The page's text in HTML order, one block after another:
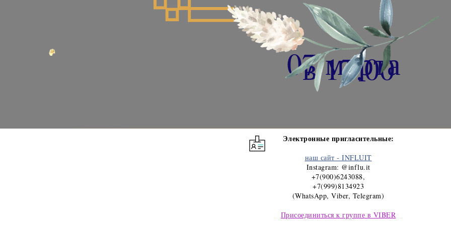
07 марта
в 17:00
Электронные пригласительные:
наш сайт - INFLUIT
Instagram: @influ.it
+7(900)6243088,
+7(999)8134923
(WhatsApp, Viber, Telegram)
Присоединиться к группе в VIBER